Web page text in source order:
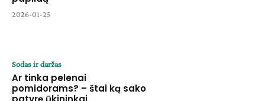
2026-01-25
Sodas ir daržas
Ar tinka pelenai
pomidorams? – štai ką sako